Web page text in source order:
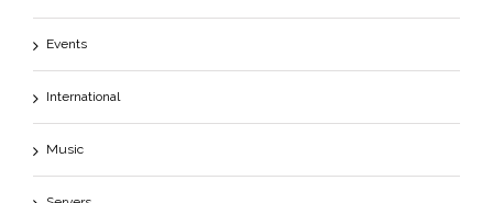
Events
International
Music